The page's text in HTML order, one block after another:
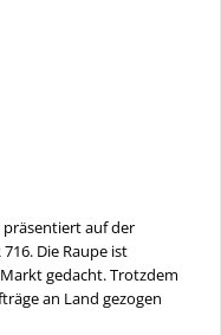
präsentiert auf der
Die Raupe ist
gedacht. Trotzdem
an Land gezogen